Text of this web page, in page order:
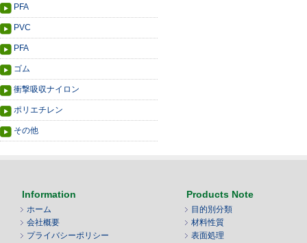
PFA
PVC
PFA
ゴム
衝撃吸収ナイロン
ポリエチレン
その他
Information
ホーム
会社概要
プライバシーポリシー
Products Note
目的別分類
材料性質
表面処理